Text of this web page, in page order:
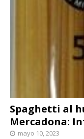
Spaghetti al
Mercadona:
mayo 10, 2023